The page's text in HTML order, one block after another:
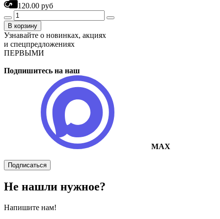
120.00 руб
В корзину
Узнавайте о новинках, акциях
и спецпредложениях
ПЕРВЫМИ
Подпишитесь на наш
MAX
Подписаться
Не нашли нужное?
Напишите нам!